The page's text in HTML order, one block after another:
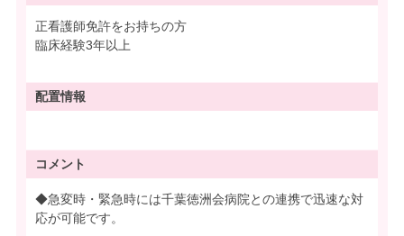
正看護師免許をお持ちの方
臨床経験3年以上
配置情報
コメント
◆急変時・緊急時には千葉徳洲会病院との連携で迅速な対
応が可能です。